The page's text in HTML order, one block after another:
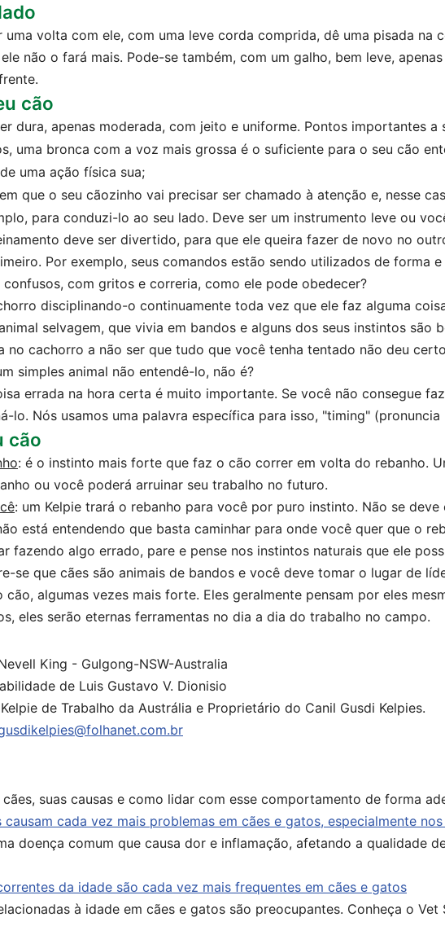
uma volta com ele, com uma leve corda comprida, dê uma pisada na
não o fará mais. Pode-se também, com um galho, bem leve,
cão
dura, apenas moderada, com jeito e uniforme. Pontos importantes a
uma bronca com a voz mais grossa é o suficiente para o seu cão
uma ação física sua;
que o seu cãozinho vai precisar ser chamado à atenção e, nesse
para conduzi-lo ao seu lado. Deve ser um instrumento leve ou
deve ser divertido, para que ele queira fazer de novo no
Por exemplo, seus comandos estão sendo utilizados de forma
confusos, com gritos e correria, como ele pode obedecer?
disciplinando-o continuamente toda vez que ele faz alguma
selvagem, que vivia em bandos e alguns dos seus instintos são
no cachorro a não ser que tudo que você tenha tentado não deu
simples animal não entendê-lo, não é?
errada na hora certa é muito importante. Se você não consegue
lo. Nós usamos uma palavra específica para isso, "timing" (pronuncia
cão
: é o instinto mais forte que faz o cão correr em volta do rebanho.
ou você poderá arruinar seu trabalho no futuro.
: um Kelpie trará o rebanho para você por puro instinto. Não se
está entendendo que basta caminhar para onde você quer que o
fazendo algo errado, pare e pense nos instintos naturais que ele
se que cães são animais de bandos e você deve tomar o lugar de
algumas vezes mais forte. Eles geralmente pensam por eles
eles serão eternas ferramentas no dia a dia do trabalho no campo.
King - Gulgong-NSW-Australia
de Luis Gustavo V. Dionisio
de Trabalho da Austrália e Proprietário do Canil Gusdi Kelpies.
suas causas e como lidar com esse comportamento de forma
cada vez mais problemas em cães e gatos, especialmente
doença comum que causa dor e inflamação, afetando a qualidade
da idade são cada vez mais frequentes em cães e gatos
à idade em cães e gatos são preocupantes. Conheça o Vet